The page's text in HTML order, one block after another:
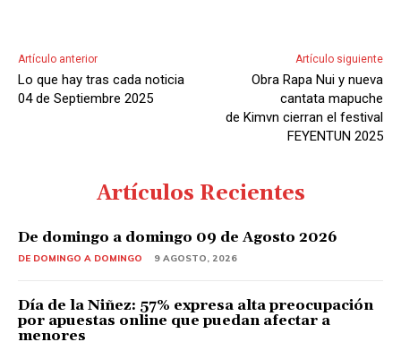
A
u
Artículo anterior
Lo que hay tras cada noticia
04 de Septiembre 2025
Artículo siguiente
Obra Rapa Nui y nueva
cantata mapuche
de Kimvn cierran el festival
FEYENTUN 2025
Artículos Recientes
De domingo a domingo 09 de Agosto 2026
DE DOMINGO A DOMINGO 9 AGOSTO, 2026
Día de la Niñez: 57% expresa alta preocupación
por apuestas online que puedan afectar a
menores